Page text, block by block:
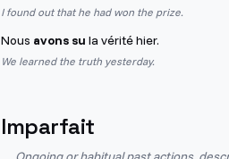
I found out that he had won the prize.
Nous avons su la vérité hier.
We learned the truth yesterday.
Imparfait